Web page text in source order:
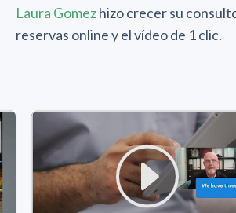
Laura Gomezhizo crecer su
reservas online y el vídeo de 1 clic.